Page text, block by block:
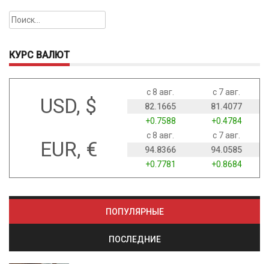
Найти:
КУРС ВАЛЮТ
USD, $
с 8 авг.
с 7 авг.
82.1665
81.4077
+0.7588
+0.4784
EUR, €
с 8 авг.
с 7 авг.
94.8366
94.0585
+0.7781
+0.8684
ПОПУЛЯРНЫЕ
ПОСЛЕДНИЕ